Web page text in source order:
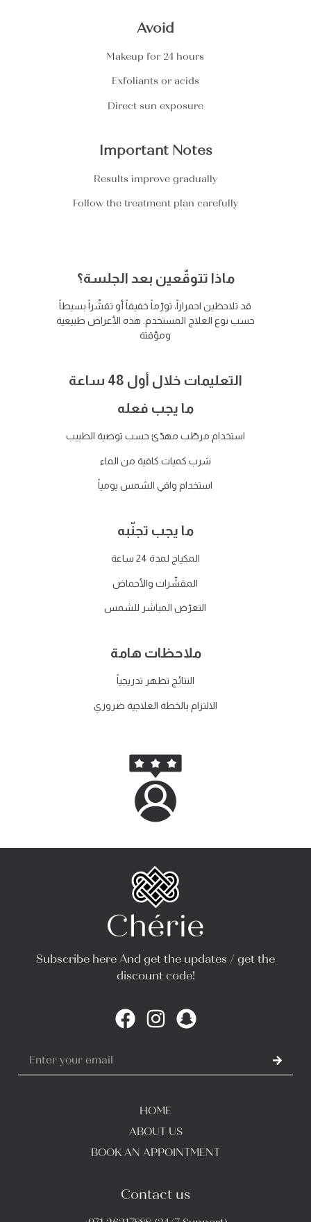
Avoid
Makeup for 24 hours
Exfoliants or acids
Direct sun exposure
Important Notes
Results improve gradually
Follow the treatment plan carefully
ماذا تتوقّعين بعد الجلسة؟
قد تلاحظين احمراراً، تورّماً خفيفاً أو تقشّراً بسيطاً
حسب نوع العلاج المستخدم. هذه الأعراض طبيعية
ومؤقتة
التعليمات خلال أول 48 ساعة
ما يجب فعله
استخدام مرطّب مهدّئ حسب توصية الطبيب
شرب كميات كافية من الماء
استخدام واقي الشمس يومياً
ما يجب تجنّبه
المكياج لمدة 24 ساعة
المقشّرات والأحماض
التعرّض المباشر للشمس
ملاحظات هامة
النتائج تظهر تدريجياً
الالتزام بالخطة العلاجية ضروري
Subscribe here And get the updates / get the
discount code!
HOME
ABOUT US
BOOK AN APPOINTMENT
Contact us